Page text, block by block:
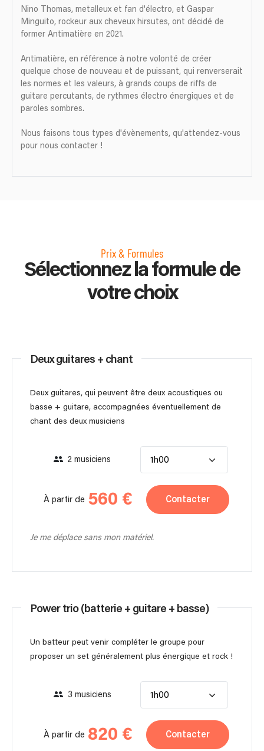
Nino Thomas, metalleux et fan d'électro, et Gaspar
Minguito, rockeur aux cheveux hirsutes, ont décidé de
former Antimatière en 2021.
Antimatière, en référence à notre volonté de créer
quelque chose de nouveau et de puissant, qui renverserait
les normes et les valeurs, à grands coups de riffs de
guitare percutants, de rythmes électro énergiques et de
paroles sombres.
Nous faisons tous types d'évènements, qu'attendez-vous
pour nous contacter !
Prix & Formules
Sélectionnez la formule de
votre choix
Deux guitares + chant
Deux guitares, qui peuvent être deux acoustiques ou
basse + guitare, accompagnées éventuellement de
chant des deux musiciens
2 musiciens 1h00
À partir de 560 € Contacter
Je me déplace sans mon matériel.
Power trio (batterie + guitare + basse)
Un batteur peut venir compléter le groupe pour
proposer un set généralement plus énergique et rock !
3 musiciens 1h00
À partir de 820 € Contacter